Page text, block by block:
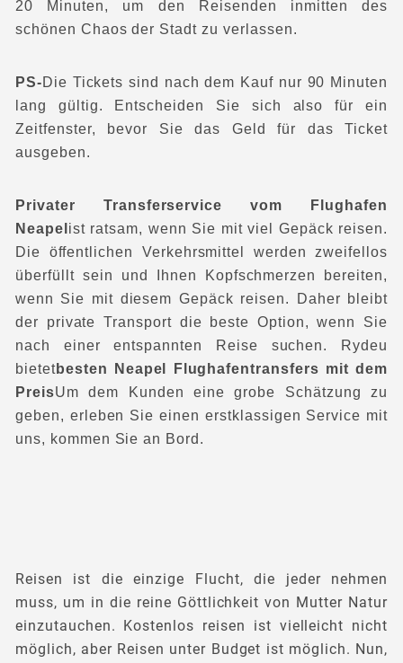
20 Minuten, um den Reisenden inmitten des
schönen Chaos der Stadt zu verlassen.
PS-Die Tickets sind nach dem Kauf nur 90 Minuten
lang gültig. Entscheiden Sie sich also für ein
Zeitfenster, bevor Sie das Geld für das Ticket
ausgeben.
Privater Transferservice vom Flughafen
Neapel ist ratsam, wenn Sie mit viel Gepäck reisen.
Die öffentlichen Verkehrsmittel werden zweifellos
überfüllt sein und Ihnen Kopfschmerzen bereiten,
wenn Sie mit diesem Gepäck reisen. Daher bleibt
der private Transport die beste Option, wenn Sie
nach einer entspannten Reise suchen. Rydeu
bietetbesten Neapel Flughafentransfers mit dem
PreisUm dem Kunden eine grobe Schätzung zu
geben, erleben Sie einen erstklassigen Service mit
uns, kommen Sie an Bord.
Reisen ist die einzige Flucht, die jeder nehmen
muss, um in die reine Göttlichkeit von Mutter Natur
einzutauchen. Kostenlos reisen ist vielleicht nicht
möglich, aber Reisen unter Budget ist möglich. Nun,